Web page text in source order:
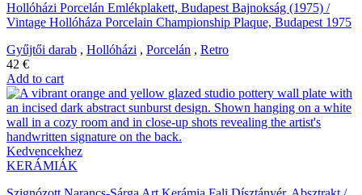
Hollóházi Porcelán Emlékplakett, Budapest Bajnokság (1975) /
Vintage Hollóháza Porcelain Championship Plaque, Budapest 1975
Gyűjtői darab , Hollóházi , Porcelán , Retro
42 €
Add to cart
Kedvencekhez
KERÁMIÁK